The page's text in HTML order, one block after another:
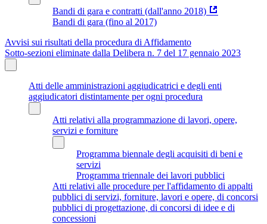
Bandi di gara e contratti (dall'anno 2018)
Bandi di gara (fino al 2017)
Avvisi sui risultati della procedura di Affidamento
Sotto-sezioni eliminate dalla Delibera n. 7 del 17 gennaio 2023
Atti delle amministrazioni aggiudicatrici e degli enti
aggiudicatori distintamente per ogni procedura
Atti relativi alla programmazione di lavori, opere,
servizi e forniture
Programma biennale degli acquisiti di beni e
servizi
Programma triennale dei lavori pubblici
Atti relativi alle procedure per l'affidamento di appalti
pubblici di servizi, forniture, lavori e opere, di concorsi
pubblici di progettazione, di concorsi di idee e di
concessioni